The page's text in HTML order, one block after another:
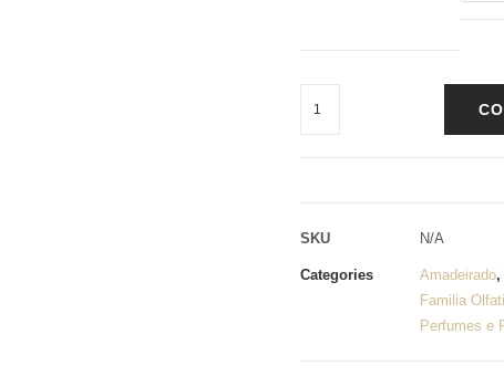
SKU N/A
Categories Amadeirado,
Familia
Perfumes e